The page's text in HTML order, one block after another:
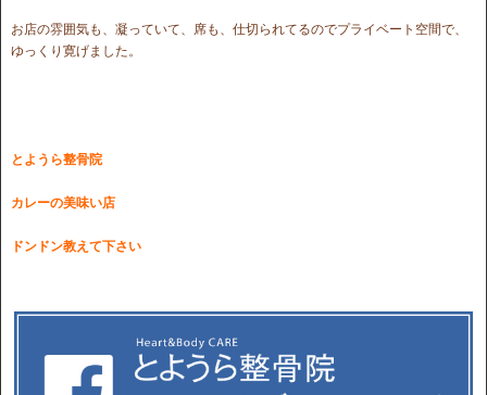
お店の雰囲気も、凝っていて、席も、仕切られてるのでプライベート空間で、
ゆっくり寛げました。
とようら整骨院
カレーの美味い店
ドンドン教えて下さい